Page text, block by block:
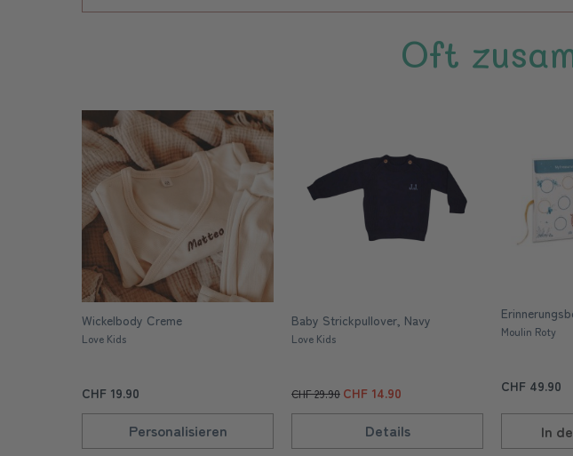
Oft
Wickelbody Creme
Love Kids
CHF 19.90
Personalisieren
Baby Strickpullover, Navy
Love Kids
CHF 29.90 CHF 14.90
Details
Moulin Roty
CHF 49.90
In